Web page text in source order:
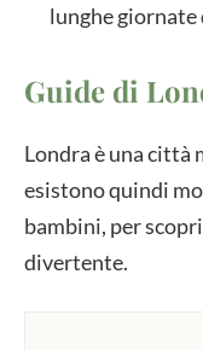
lunghe
Guide di
Londra è una città
esistono quindi
bambini, per
divertente.